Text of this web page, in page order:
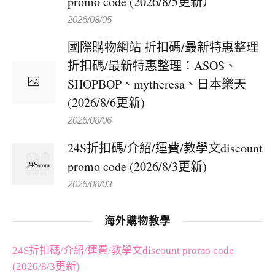
2026/08/05
國際購物網站 折扣碼/最新特惠整理
折扣碼/最新特惠整理：ASOS、
SHOPBOP、mytheresa、日本樂天
(2026/8/6更新)
2026/08/06
24S折扣碼/介紹/運費/教學文discount
promo code (2026/8/3更新)
2026/08/03
海外購物教學
24S折扣碼/介紹/運費/教學文discount promo code
(2026/8/3更新)